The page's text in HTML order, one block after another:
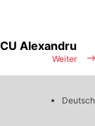
Weiter
Alexandru
Deutsch